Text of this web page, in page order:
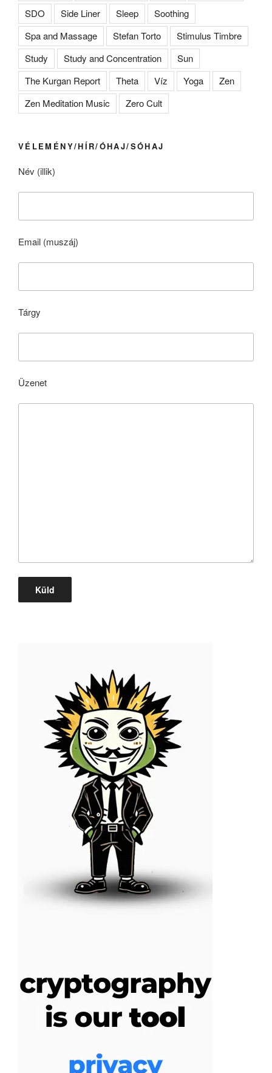
SDO Side Liner Sleep
Soothing
Spa and Massage
Stefan Torto
Stimulus Timbre
Study
Study and Concentration
Sun
The Kurgan Report
Theta Víz Yoga
Zen
Zen Meditation Music
Zero Cult
VÉLEMÉNY/HÍR/ÓHAJ/SÓHAJ
Név (illik)
Email (muszáj)
Tárgy
Üzenet